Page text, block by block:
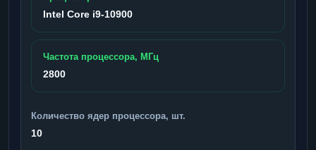
Intel Core i9-10900
Частота процессора, МГц
2800
Количество ядер процессора, шт.
10